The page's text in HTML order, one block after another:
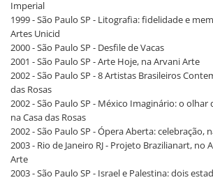
Imperial
1999 - São Paulo SP - Litografia: fidelidade e
Artes Unicid
2000 - São Paulo SP - Desfile de Vacas
2001 - São Paulo SP - Arte Hoje, na Arvani Arte
2002 - São Paulo SP - 8 Artistas Brasileiros
das Rosas
2002 - São Paulo SP - México Imaginário: o
na Casa das Rosas
2002 - São Paulo SP - Ópera Aberta: celebração,
2003 - Rio de Janeiro RJ - Projeto Brazilianart, no
Arte
2003 - São Paulo SP - Israel e Palestina: dois